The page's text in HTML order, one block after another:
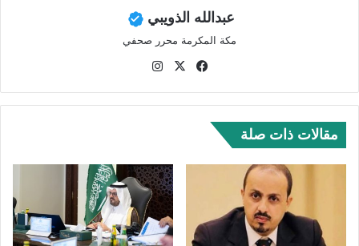
عبدالله الذويبي
مكة المكرمة محرر صحفي
في
وك
‫X
ام
مقالات ذات صلة